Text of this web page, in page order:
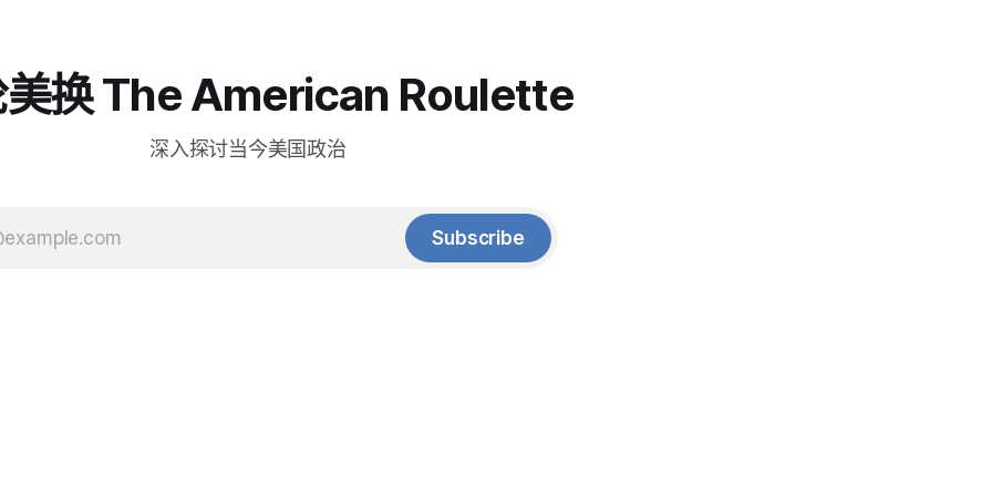
换 The American Roulette
深入探讨当今美国政治
Subscribe